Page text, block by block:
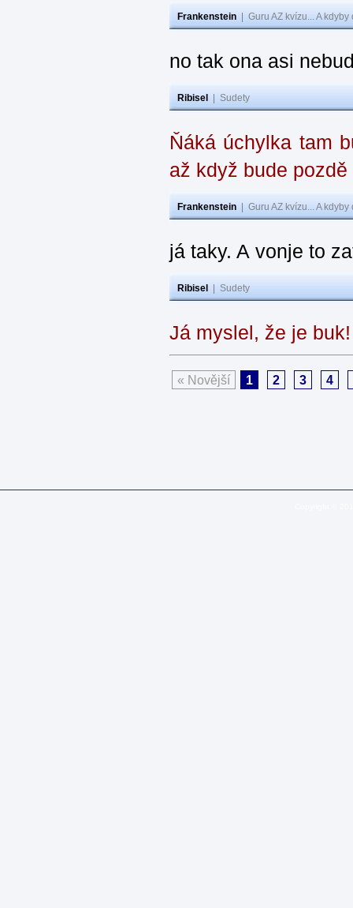
Frankenstein Guru AZ kvízu... A
no tak ona asi
Ribisel Sudety
Ňáká úchylka tam
až když bude pozdě
Frankenstein Guru AZ kvízu... A
já taky. A vonje to
Ribisel Sudety
Já myslel, že je
« Novější 1 2 3 4